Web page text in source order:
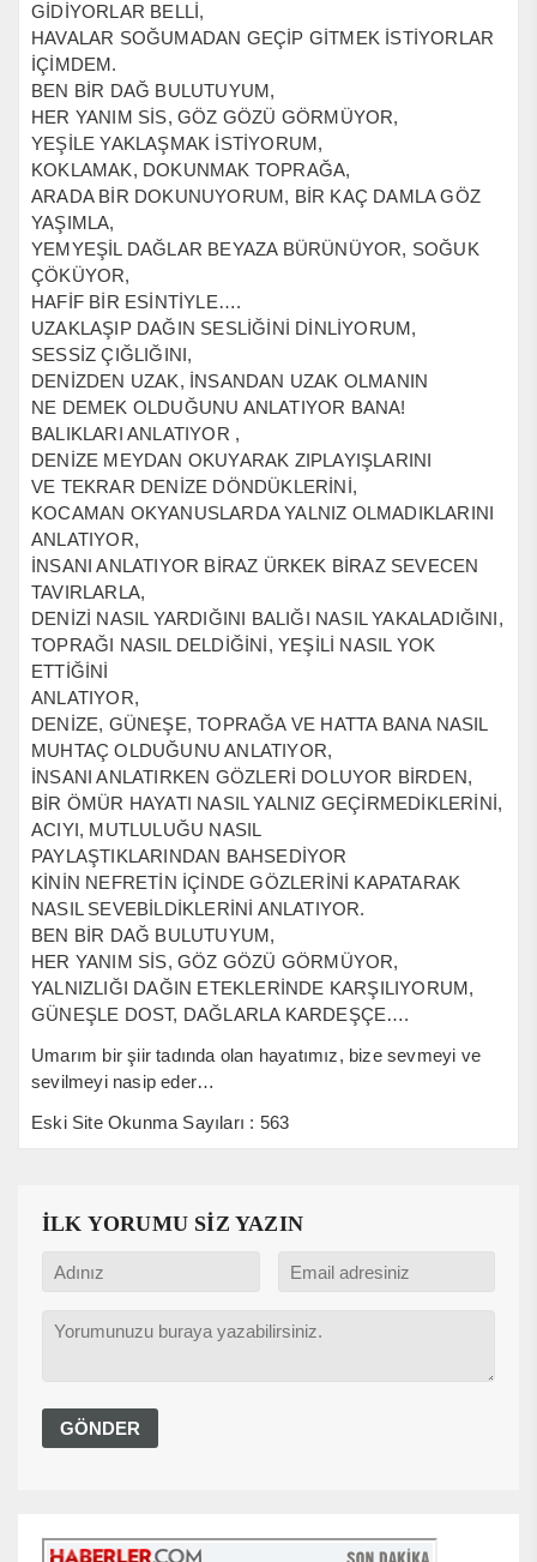
GİDİYORLAR BELLİ,
HAVALAR SOĞUMADAN GEÇİP GİTMEK İSTİYORLAR
İÇİMDEM.
BEN BİR DAĞ BULUTUYUM,
HER YANIM SİS, GÖZ GÖZÜ GÖRMÜYOR,
YEŞİLE YAKLAŞMAK İSTİYORUM,
KOKLAMAK, DOKUNMAK TOPRAĞA,
ARADA BİR DOKUNUYORUM, BİR KAÇ DAMLA GÖZ
YAŞIMLA,
YEMYEŞİL DAĞLAR BEYAZA BÜRÜNÜYOR, SOĞUK
ÇÖKÜYOR,
HAFİF BİR ESİNTİYLE….
UZAKLAŞIP DAĞIN SESLİĞİNİ DİNLİYORUM,
SESSİZ ÇIĞLIĞINI,
DENİZDEN UZAK, İNSANDAN UZAK OLMANIN
NE DEMEK OLDUĞUNU ANLATIYOR BANA!
BALIKLARI ANLATIYOR ,
DENİZE MEYDAN OKUYARAK ZIPLAYIŞLARINI
VE TEKRAR DENİZE DÖNDÜKLERİNİ,
KOCAMAN OKYANUSLARDA YALNIZ OLMADIKLARINI
ANLATIYOR,
İNSANI ANLATIYOR BİRAZ ÜRKEK BİRAZ SEVECEN
TAVIRLARLA,
DENİZİ NASIL YARDIĞINI BALIĞI NASIL YAKALADIĞINI,
TOPRAĞI NASIL DELDİĞİNİ, YEŞİLİ NASIL YOK
ETTİĞİNİ
ANLATIYOR,
DENİZE, GÜNEŞE, TOPRAĞA VE HATTA BANA NASIL
MUHTAÇ OLDUĞUNU ANLATIYOR,
İNSANI ANLATIRKEN GÖZLERİ DOLUYOR BİRDEN,
BİR ÖMÜR HAYATI NASIL YALNIZ GEÇİRMEDİKLERİNİ,
ACIYI, MUTLULUĞU NASIL
PAYLAŞTIKLARINDAN BAHSEDİYOR
KİNİN NEFRETİN İÇİNDE GÖZLERİNİ KAPATARAK
NASIL SEVEBİLDİKLERİNİ ANLATIYOR.
BEN BİR DAĞ BULUTUYUM,
HER YANIM SİS, GÖZ GÖZÜ GÖRMÜYOR,
YALNIZLIĞI DAĞIN ETEKLERİNDE KARŞILIYORUM,
GÜNEŞLE DOST, DAĞLARLA KARDEŞÇE….
Umarım bir şiir tadında olan hayatımız, bize sevmeyi ve
sevilmeyi nasip eder…
Eski Site Okunma Sayıları : 563
İLK YORUMU SİZ YAZIN